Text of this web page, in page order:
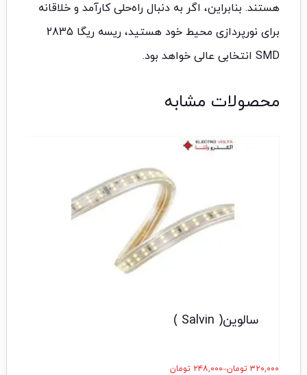
هستند. بنابراین، اگر به دنبال راه‌حلی کارآمد و خلاقانه
برای نورپردازی محیط خود هستید، ریسه ریگا 2835
SMD انتخابی عالی خواهد بود.
محصولات مشابه
سالوین( Salvin )
۳۲۰,۰۰۰ تومان–۲۴۸,۰۰۰ تومان